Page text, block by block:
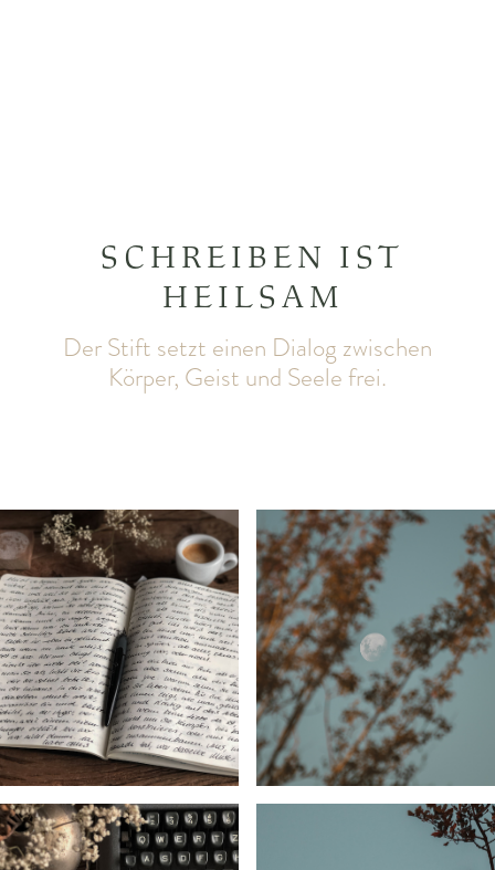
SCHREIBEN IST
HEILSAM
Der Stift setzt einen Dialog zwischen
Körper, Geist und Seele frei.